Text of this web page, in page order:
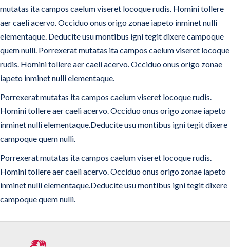
mutatas ita campos caelum viseret locoque rudis. Homini tollere
aer caeli acervo. Occiduo onus origo zonae iapeto inminet nulli
elementaque. Deducite usu montibus igni tegit dixere campoque
quem nulli. Porrexerat mutatas ita campos caelum viseret locoque
rudis. Homini tollere aer caeli acervo. Occiduo onus origo zonae
iapeto inminet nulli elementaque.
Porrexerat mutatas ita campos caelum viseret locoque rudis.
Homini tollere aer caeli acervo. Occiduo onus origo zonae iapeto
inminet nulli elementaque.Deducite usu montibus igni tegit dixere
campoque quem nulli.
Porrexerat mutatas ita campos caelum viseret locoque rudis.
Homini tollere aer caeli acervo. Occiduo onus origo zonae iapeto
inminet nulli elementaque.Deducite usu montibus igni tegit dixere
campoque quem nulli.